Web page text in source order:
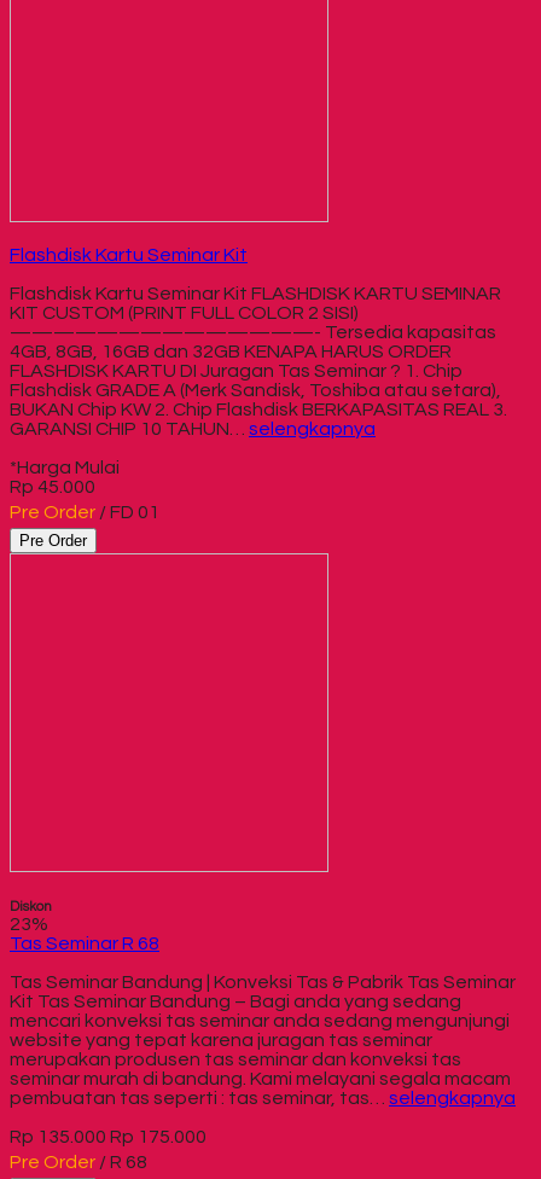
Flashdisk Kartu Seminar Kit
Flashdisk Kartu Seminar Kit FLASHDISK KARTU SEMINAR
KIT CUSTOM (PRINT FULL COLOR 2 SISI)
——————————————- Tersedia kapasitas
4GB, 8GB, 16GB dan 32GB KENAPA HARUS ORDER
FLASHDISK KARTU DI Juragan Tas Seminar ? 1. Chip
Flashdisk GRADE A (Merk Sandisk, Toshiba atau setara),
BUKAN Chip KW 2. Chip Flashdisk BERKAPASITAS REAL 3.
GARANSI CHIP 10 TAHUN… selengkapnya
*Harga Mulai
Rp 45.000
Pre Order / FD 01
Pre Order
Diskon
23%
Tas Seminar R 68
Tas Seminar Bandung | Konveksi Tas & Pabrik Tas Seminar
Kit Tas Seminar Bandung – Bagi anda yang sedang
mencari konveksi tas seminar anda sedang mengunjungi
website yang tepat karena juragan tas seminar
merupakan produsen tas seminar dan konveksi tas
seminar murah di bandung. Kami melayani segala macam
pembuatan tas seperti : tas seminar, tas… selengkapnya
Rp 135.000 Rp 175.000
Pre Order / R 68